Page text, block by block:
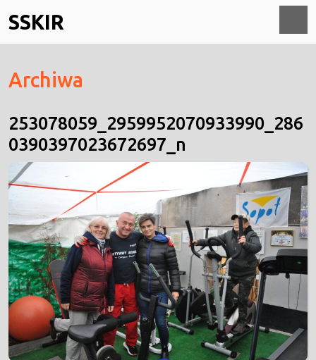
to
content
SSKIR
Archiwa
253078059_2959952070933990_286
0390397023672697_n